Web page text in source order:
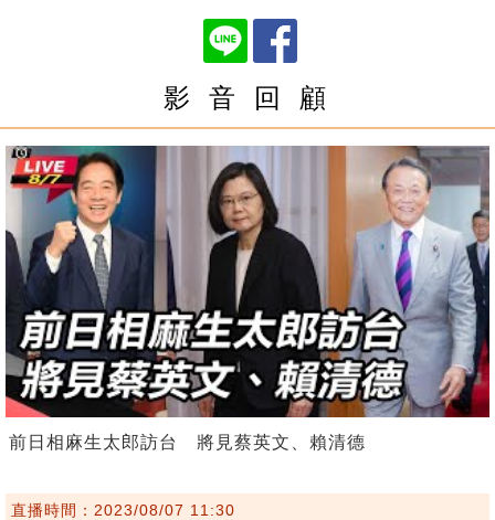
影 音 回 顧
前日相麻生太郎訪台 將見蔡英文、賴清德
直播時間：2023/08/07 11:30